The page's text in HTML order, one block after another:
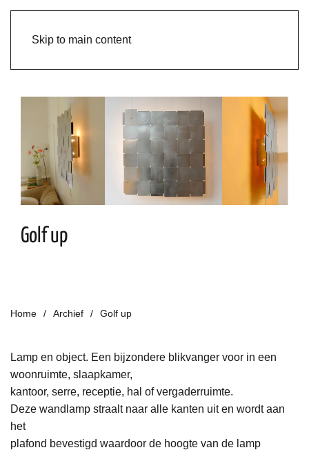
Skip to main content
Golf up
Home Archief Golf up
Lamp en object. Een bijzondere blikvanger voor in een
woonruimte, slaapkamer,
kantoor, serre, receptie, hal of vergaderruimte.
Deze wandlamp straalt naar alle kanten uit en wordt aan
het
plafond bevestigd waardoor de hoogte van de lamp